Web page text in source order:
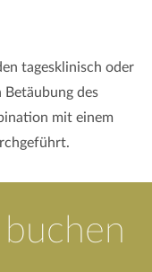
tagesklinisch oder
des
mit einem
buchen